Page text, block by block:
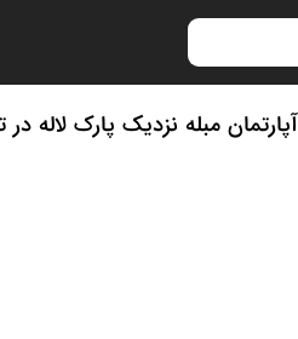
آپارتمان مبله نزدیک پارک لاله در